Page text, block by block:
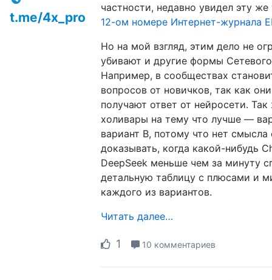
t.me/4x_pro
частности, недавно увидел эту
12-ом номере Интернет-журнала
Но на мой взгляд, этим дело не
убивают и другие формы
Например, в сообществах
вопросов от новичков, так как
получают ответ от нейросети.
холивары на тему что лучше —
вариант B, потому что нет
доказывать, когда какой-нибудь
DeepSeek меньше чем за минуту
детальную таблицу с плюсами и
каждого из вариантов.
Читать далее…
1 10 комментариев